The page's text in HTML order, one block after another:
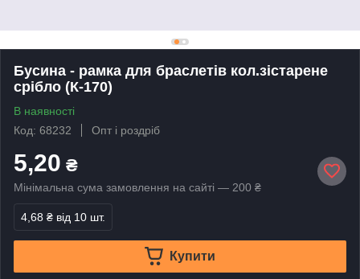
Бусина - рамка для браслетів кол.зістарене
срібло (К-170)
В наявності
Код: 68232
Опт і роздріб
5,20 ₴
Мінімальна сума замовлення на сайті — 200 ₴
4,68 ₴ від 10 шт.
Купити